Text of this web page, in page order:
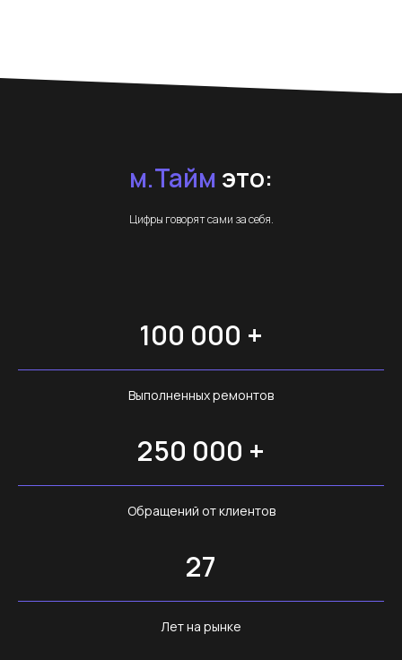
м.Тайм это:
Цифры говорят сами за себя.
100 000 +
Выполненных ремонтов
250 000 +
Обращений от клиентов
27
Лет на рынке